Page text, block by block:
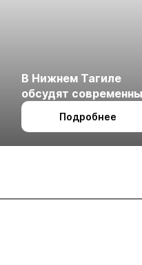
В Нижнем Тагиле
обсудят
технологии
измельчения
Подробнее